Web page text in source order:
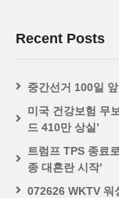
Recent Posts
중간선거 100일
미국 건강보험 무
드 410만 상실’
트럼프 TPS 종료
종 대혼란 시작’
072626 WKTV 워